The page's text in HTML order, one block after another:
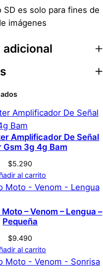
SD es solo para fines de
imágenes
Genérica
Negro
en
Tarjeta Sd
–
Sd
aún. Solo los usuarios
comprado este
hacer una valoración.
Amplificador De Señal
Gsm 3g 4g Bam
$5.290
al carrito
– Venom – Lengua –
Pequeña
$9.490
al carrito